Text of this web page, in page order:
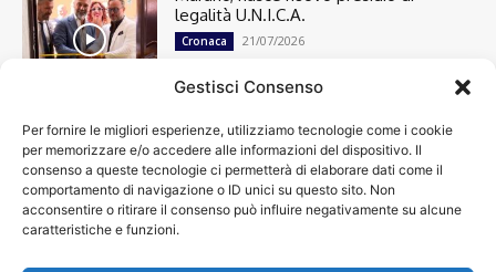
Gestisci Consenso
Per fornire le migliori esperienze, utilizziamo tecnologie come i cookie
per memorizzare e/o accedere alle informazioni del dispositivo. Il
consenso a queste tecnologie ci permetterà di elaborare dati come il
comportamento di navigazione o ID unici su questo sito. Non
acconsentire o ritirare il consenso può influire negativamente su alcune
caratteristiche e funzioni.
legalità U.N.I.C.A.
Cronaca 21/07/2026
Cronaca
13501
Attualità
7304
top
News
4209
Cultura